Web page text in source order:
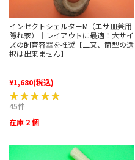
インセクトシェルターM（エサ皿兼用
隠れ家）｜レイアウトに最適！大サイ
ズの飼育容器を推奨【二又、筒型の選
択は出来ません】
¥1,680(税込)
★★★★★
★★★★★
45件
在庫 2 個